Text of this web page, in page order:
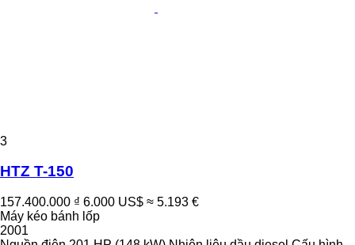
3
HTZ T-150
157.400.000 ₫ 6.000 US$ ≈ 5.193 €
Máy kéo bánh lốp
2001